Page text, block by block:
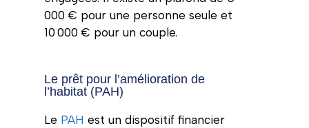
000 € pour une personne seule et
10 000 € pour un couple.
Le prêt pour l’amélioration de
l’habitat (PAH)
Le PAH est un dispositif financier